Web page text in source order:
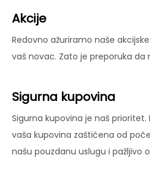
Akcije
Redovno ažuriramo naše
vaš novac. Zato je preporuka
Sigurna kupovina
Sigurna kupovina je naš
vaša kupovina zaštićena od
našu pouzdanu uslugu i pažljivo